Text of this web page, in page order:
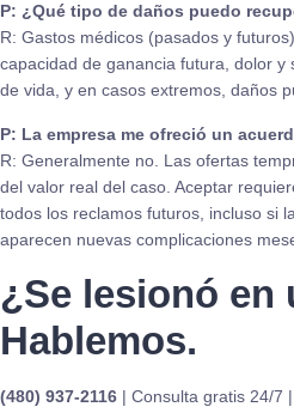
P: ¿Qué tipo de daños puedo
R: Gastos médicos (pasados y
capacidad de ganancia futura, dolor y
de vida, y en casos extremos, daños
P: La empresa me ofreció un
R: Generalmente no. Las ofertas
del valor real del caso. Aceptar
todos los reclamos futuros, incluso si
aparecen nuevas complicaciones
¿Se lesionó en
Hablemos.
(480) 937-2116 | Consulta gratis 24/7